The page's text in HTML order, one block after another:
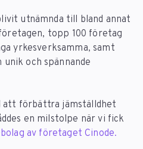
utnämnda till bland annat
topp 100 företag
yrkesverksamma, samt
unik och spännande
att förbättra jämställdhet
en milstolpe när vi fick
av företaget Cinode.